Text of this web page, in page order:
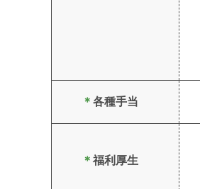
＊ 各種手当
＊ 福利厚生